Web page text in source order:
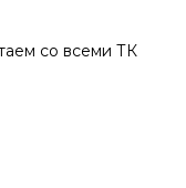
со всеми ТК